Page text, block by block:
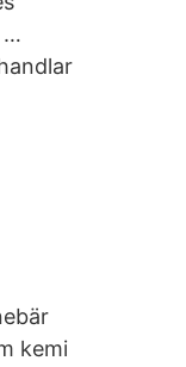
…
kemi